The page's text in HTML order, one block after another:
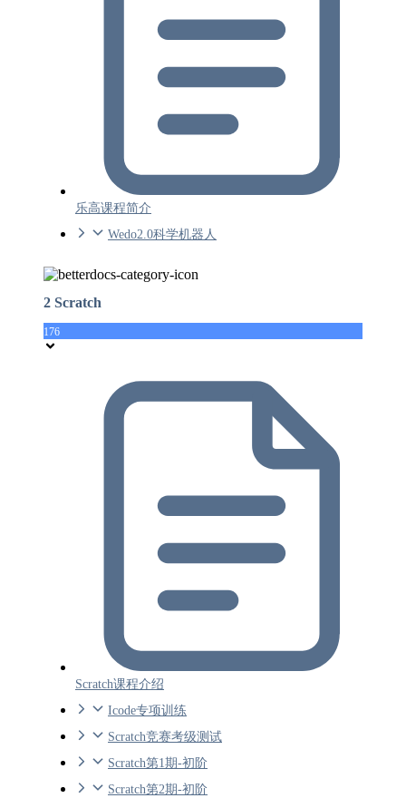
乐高课程简介
Wedo2.0科学机器人
2 Scratch
176
Scratch课程介绍
Icode专项训练
Scratch竞赛考级测试
Scratch第1期-初阶
Scratch第2期-初阶